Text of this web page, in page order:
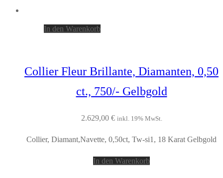
In den Warenkorb
Collier Fleur Brillante, Diamanten, 0,50
ct., 750/- Gelbgold
2.629,00 € inkl. 19% MwSt.
Collier, Diamant,Navette, 0,50ct, Tw-si1, 18 Karat Gelbgold
In den Warenkorb